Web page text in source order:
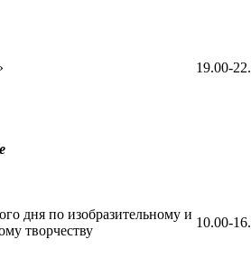
19.00-
дня по изобразительному и
творчеству
10.00-